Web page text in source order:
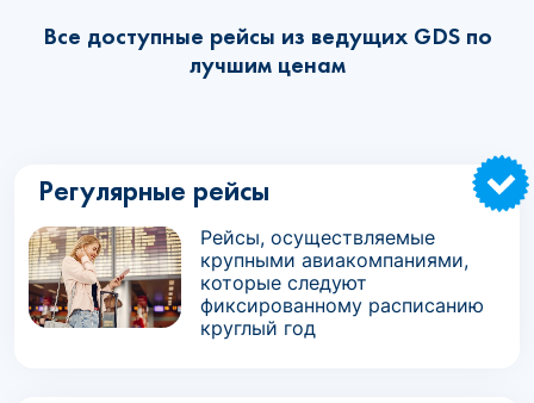
Все доступные рейсы из ведущих GDS по
лучшим ценам
Регулярные рейсы
Рейсы, осуществляемые
крупными авиакомпаниями,
которые следуют
фиксированному расписанию
круглый год